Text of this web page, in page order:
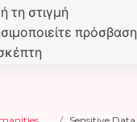
περιεχόμενο
τη στιγμή
πρόσβαση